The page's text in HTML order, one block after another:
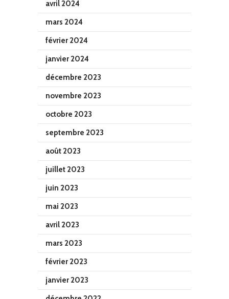
avril 2024
mars 2024
février 2024
janvier 2024
décembre 2023
novembre 2023
octobre 2023
septembre 2023
août 2023
juillet 2023
juin 2023
mai 2023
avril 2023
mars 2023
février 2023
janvier 2023